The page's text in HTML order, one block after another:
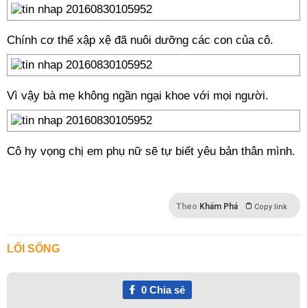
Chính cơ thể xập xệ đã nuôi dưỡng các con của cô.
Vì vậy bà mẹ không ngần ngại khoe với mọi người.
Cô hy vọng chị em phụ nữ sẽ tự biết yêu bản thân mình.
Theo Khám Phá Copy link
LỐI SỐNG
0Chia sẻ